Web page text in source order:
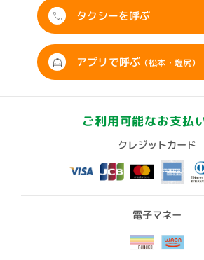
タクシーを呼ぶ
アプリで呼ぶ（松本・塩尻）
ご利用可能なお支払
クレジットカード
電子マネー